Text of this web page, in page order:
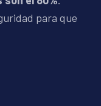
para que